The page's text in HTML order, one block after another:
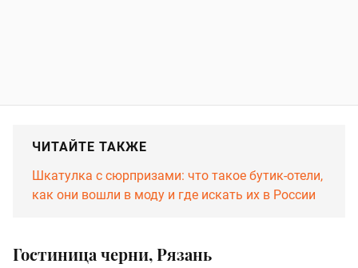
ЧИТАЙТЕ ТАКЖЕ
Шкатулка с сюрпризами: что такое бутик-отели,
как они вошли в моду и где искать их в России
Гостиница черни, Рязань